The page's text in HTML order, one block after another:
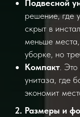
Подвесной
решение, где
скрыт в
меньше
уборке, но
Компакт .
унитаза, где
экономит
2. Размеры и